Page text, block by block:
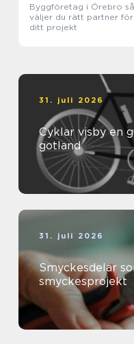
Byggföretag i Örebro så
väljer du rätt partner för
ditt projekt
31. juli 2026
Cyklar visby en guide till två hjul på
gotland
31. juli 2026
Smyckesdelar
smyckesprojekt